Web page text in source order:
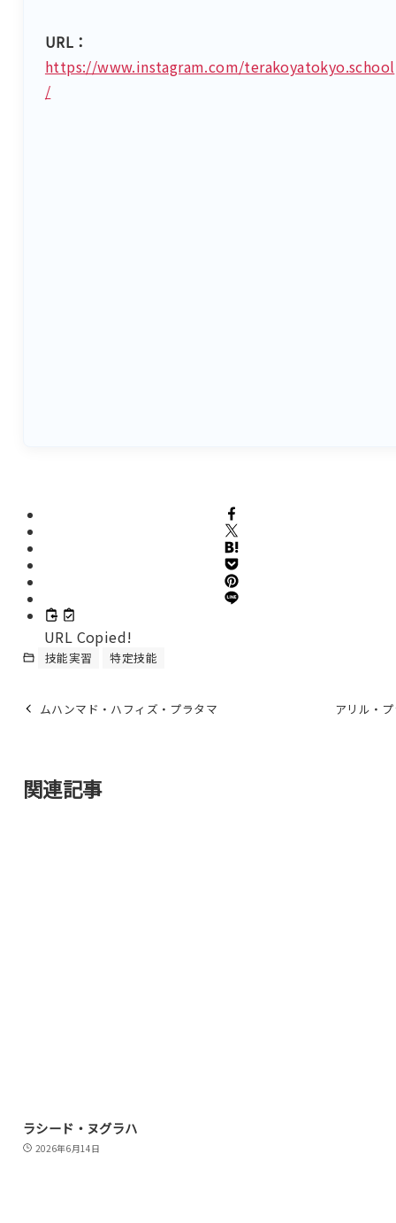
URL：
https://www.instagram.com/terakoyatokyo.school
/
URL Copied!
技能実習 特定技能
ムハンマド・ハフィズ・プラタマ アリル・
関連記事
ラシード・ヌグラハ
2026年6月14日